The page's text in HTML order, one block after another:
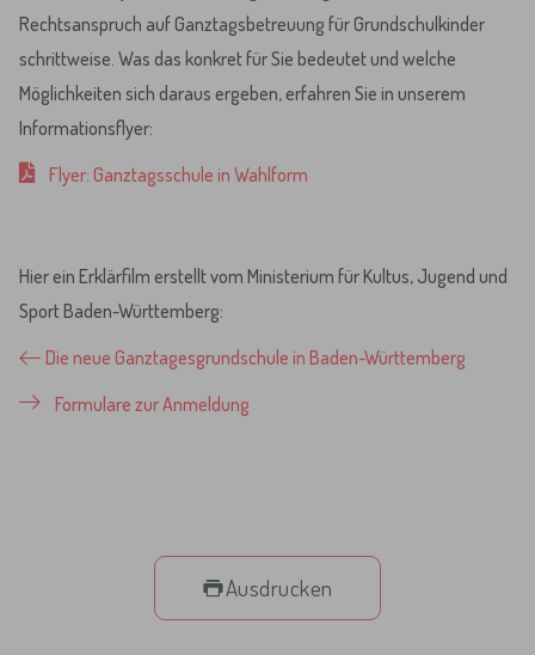
Rechtsanspruch auf Ganztagsbetreuung für Grundschulkinder
schrittweise. Was das konkret für Sie bedeutet und welche
Möglichkeiten sich daraus ergeben, erfahren Sie in unserem
Informationsflyer:
Flyer: Ganztagsschule in Wahlform
Hier ein Erklärfilm erstellt vom Ministerium für Kultus, Jugend und
Sport Baden-Württemberg:
Die neue Ganztagesgrundschule in Baden-Württemberg
Formulare zur Anmeldung
Ausdrucken